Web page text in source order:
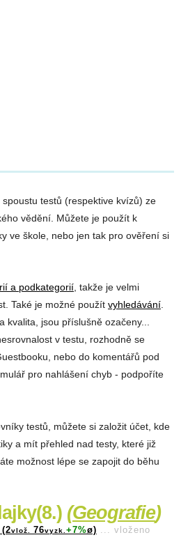
testů (respektive kvízů) ze
vědění. Můžete je použít k
ve škole, nebo jen tak pro ověření si
a podkategorií , takže je velmi
Také je možné použít vyhledávání
kvalita, jsou příslušně ozačeny...
v testu, rozhodně se
nebo do komentářů pod
pro nahlášení chyb - podpoříte
testů, můžete si založit účet, kde
a mít přehled nad testy, které již
možnost lépe se zapojit do běhu
(Geografie)
vlož. 76vyzk. +7%ø) ... vloženo